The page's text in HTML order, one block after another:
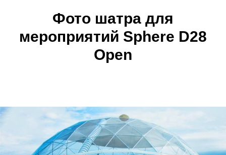
Фото шатра для
мероприятий Sphere D28
Open